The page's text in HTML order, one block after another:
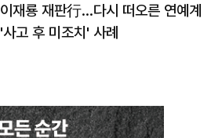
이재룡 재판行…다시 떠오른 연예계
'사고 후 미조치' 사례